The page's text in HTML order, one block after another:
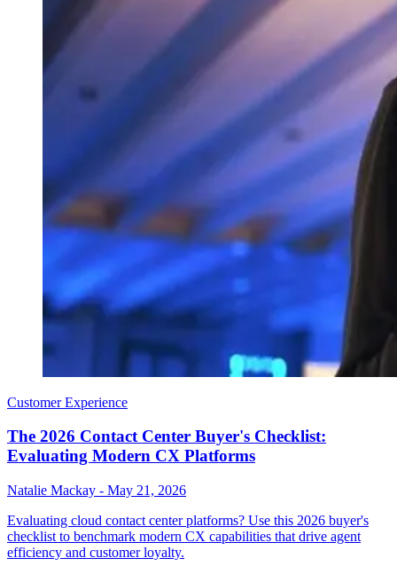
Customer Experience
The 2026 Contact Center Buyer's Checklist:
Evaluating Modern CX Platforms
Natalie Mackay - May 21, 2026
Evaluating cloud contact center platforms? Use this 2026 buyer's
checklist to benchmark modern CX capabilities that drive agent
efficiency and customer loyalty.